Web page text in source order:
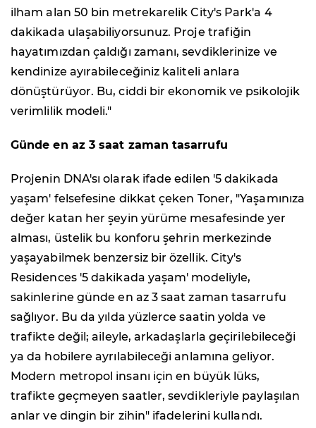
ilham alan 50 bin metrekarelik City's Park'a 4
dakikada ulaşabiliyorsunuz. Proje trafiğin
hayatımızdan çaldığı zamanı, sevdiklerinize ve
kendinize ayırabileceğiniz kaliteli anlara
dönüştürüyor. Bu, ciddi bir ekonomik ve psikolojik
verimlilik modeli."
Günde en az 3 saat zaman tasarrufu
Projenin DNA'sı olarak ifade edilen '5 dakikada
yaşam' felsefesine dikkat çeken Toner, "Yaşamınıza
değer katan her şeyin yürüme mesafesinde yer
alması, üstelik bu konforu şehrin merkezinde
yaşayabilmek benzersiz bir özellik. City's
Residences '5 dakikada yaşam' modeliyle,
sakinlerine günde en az 3 saat zaman tasarrufu
sağlıyor. Bu da yılda yüzlerce saatin yolda ve
trafikte değil; aileyle, arkadaşlarla geçirilebileceği
ya da hobilere ayrılabileceği anlamına geliyor.
Modern metropol insanı için en büyük lüks,
trafikte geçmeyen saatler, sevdikleriyle paylaşılan
anlar ve dingin bir zihin" ifadelerini kullandı.